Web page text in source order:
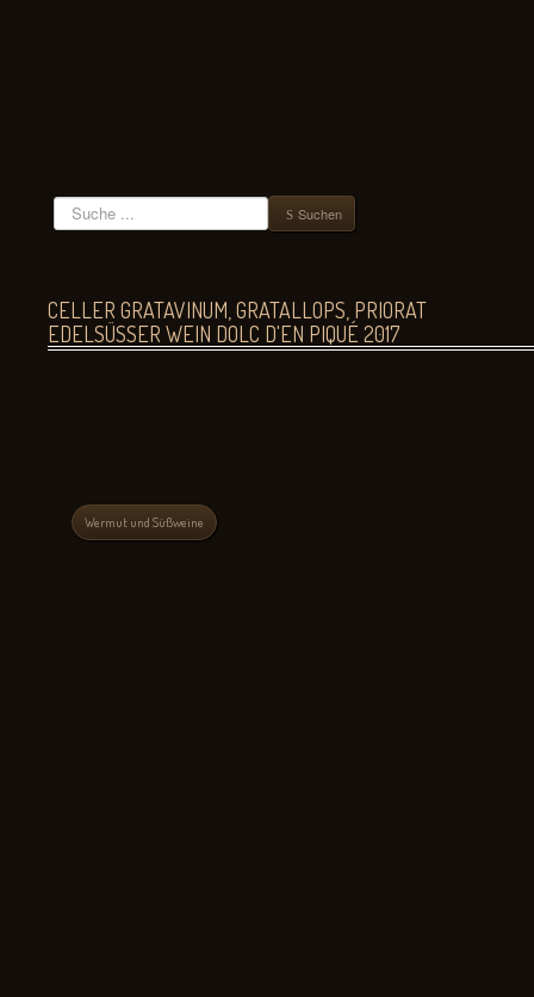
Suchen Suchen
CELLER GRATAVINUM, GRATALLOPS, PRIORAT
EDELSÜSSER WEIN DOLC D'EN PIQUÉ 2017
Wermut und Süßweine